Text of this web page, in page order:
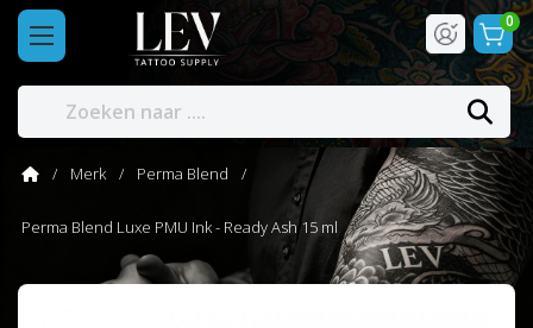
0
Merk Perma Blend
Perma Blend Luxe PMU Ink - Ready Ash 15 ml